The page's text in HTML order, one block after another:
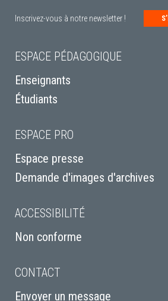
Inscrivez-vous à notre newsletter !
ESPACE PÉDAGOGIQUE
Enseignants
Étudiants
ESPACE PRO
Espace presse
Demande d'images d'archives
ACCESSIBILITÉ
Non conforme
CONTACT
Envoyer un message